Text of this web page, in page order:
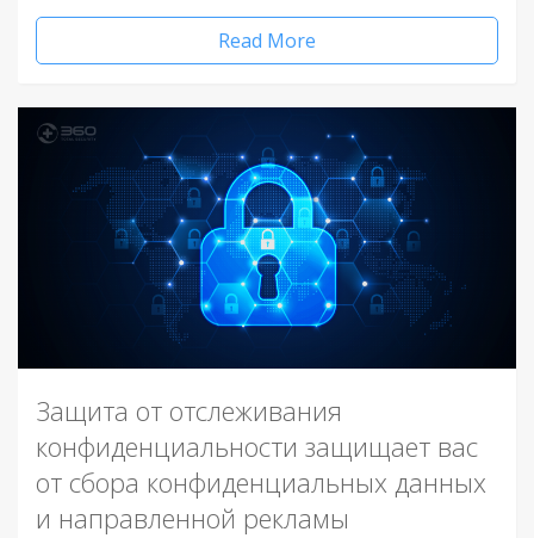
Read More
Защита от отслеживания
конфиденциальности защищает вас
от сбора конфиденциальных данных
и направленной рекламы